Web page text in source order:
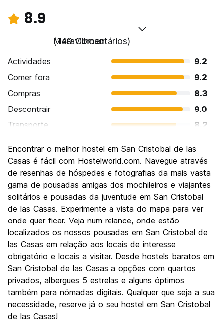
8.9
Maravilhoso
(149 Comentários)
Actividades
9.2
Comer fora
9.2
Compras
8.3
Descontrair
9.0
Transporte
8.2
Cultura
9.5
Festas / vida noturna
8.3
Custo-beneficio
9.1
Encontrar o melhor hostel em San Cristobal de las
Casas é fácil com Hostelworld.com. Navegue através
de resenhas de hóspedes e fotografias da mais vasta
gama de pousadas amigas dos mochileiros e viajantes
solitários e pousadas da juventude em San Cristobal
de las Casas. Experimente a vista do mapa para ver
onde quer ficar. Veja num relance, onde estão
localizados os nossos pousadas em San Cristobal de
las Casas em relação aos locais de interesse
obrigatório e locais a visitar. Desde hostels baratos em
San Cristobal de las Casas a opções com quartos
privados, albergues 5 estrelas e alguns óptimos
também para nómadas digitais. Qualquer que seja a sua
necessidade, reserve já o seu hostel em San Cristobal
de las Casas!